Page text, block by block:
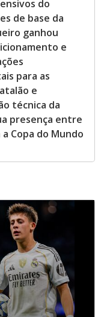
do
de base da
ganhou
e
para as
e
técnica da
presença entre
Copa do Mundo